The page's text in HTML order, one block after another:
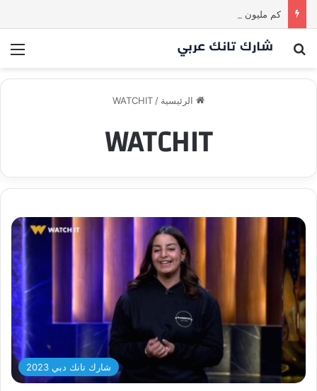
كم مليون سمعت خلال دقيقة واحدة؟ #SharkTankIraq
بحث عن
الرئيسية /
WATCHIT
WATCHIT
شارك تانك دبي 2023